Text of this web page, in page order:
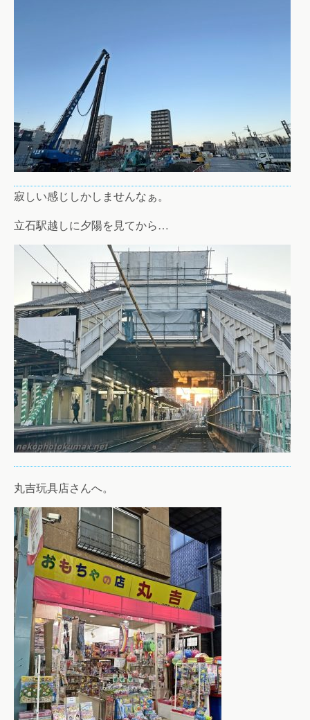
寂しい感じしかしませんなぁ。
立石駅越しに夕陽を見てから…
丸吉玩具店さんへ。